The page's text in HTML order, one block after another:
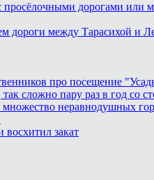
просёлочными дорогами
дороги между Тарасихой и
про посещение
сложно пару раз в год со
множество неравнодушных
закат